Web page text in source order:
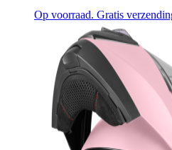
Op voorraad. Gratis